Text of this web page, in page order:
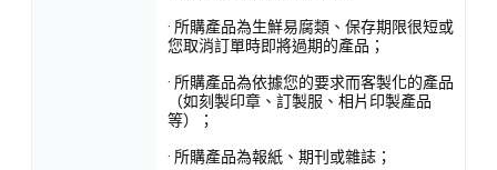
· 所購產品為生鮮易腐類、保存期限很短或
您取消訂單時即將過期的產品；
· 所購產品為依據您的要求而客製化的產品
（如刻製印章、訂製服、相片印製產品
等）；
· 所購產品為報紙、期刊或雜誌；